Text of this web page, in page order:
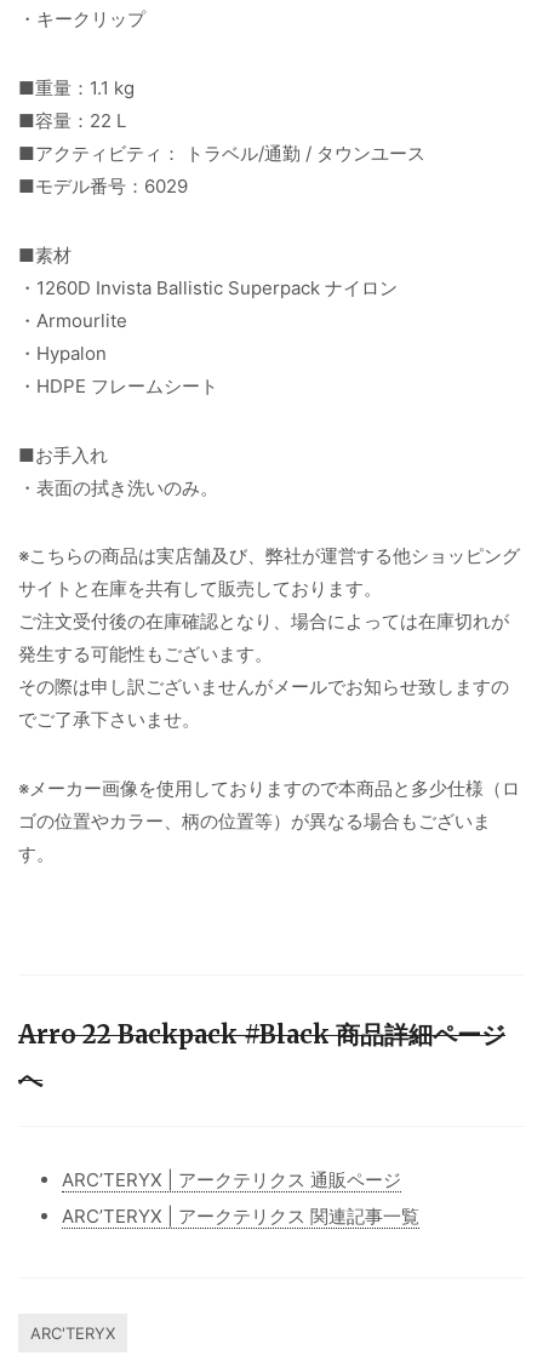
・キークリップ
■重量：1.1 kg
■容量：22 L
■アクティビティ： トラベル/通勤 / タウンユース
■モデル番号：6029
■素材
・1260D Invista Ballistic Superpack ナイロン
・Armourlite
・Hypalon
・HDPE フレームシート
■お手入れ
・表面の拭き洗いのみ。
※こちらの商品は実店舗及び、弊社が運営する他ショッピング
サイトと在庫を共有して販売しております。
ご注文受付後の在庫確認となり、場合によっては在庫切れが
発生する可能性もございます。
その際は申し訳ございませんがメールでお知らせ致しますの
でご了承下さいませ。
※メーカー画像を使用しておりますので本商品と多少仕様（ロ
ゴの位置やカラー、柄の位置等）が異なる場合もございま
す。
Arro 22 Backpack #Black 商品詳細ページ
へ
ARC’TERYX | アークテリクス 通販ページ
ARC’TERYX | アークテリクス 関連記事一覧
ARC'TERYX